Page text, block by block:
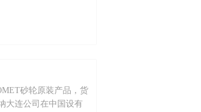
砂轮原装产品，货
大连公司在中国设有